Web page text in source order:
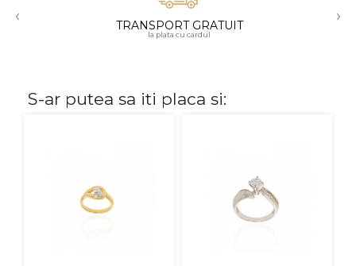
18K
‹ TRANSPORT GRATUIT
la plata cu cardul
›
S-ar putea sa iti placa si: